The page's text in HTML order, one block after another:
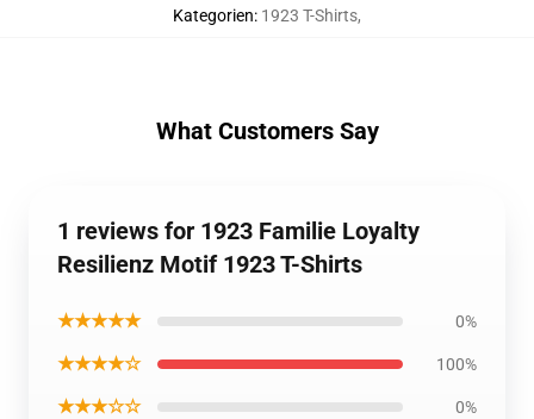
Kategorien: 1923 T-Shirts,
What Customers Say
1 reviews for 1923 Familie Loyalty
Resilienz Motif 1923 T-Shirts
★★★★★ 0%
★★★★☆ 100%
★★★☆☆ 0%